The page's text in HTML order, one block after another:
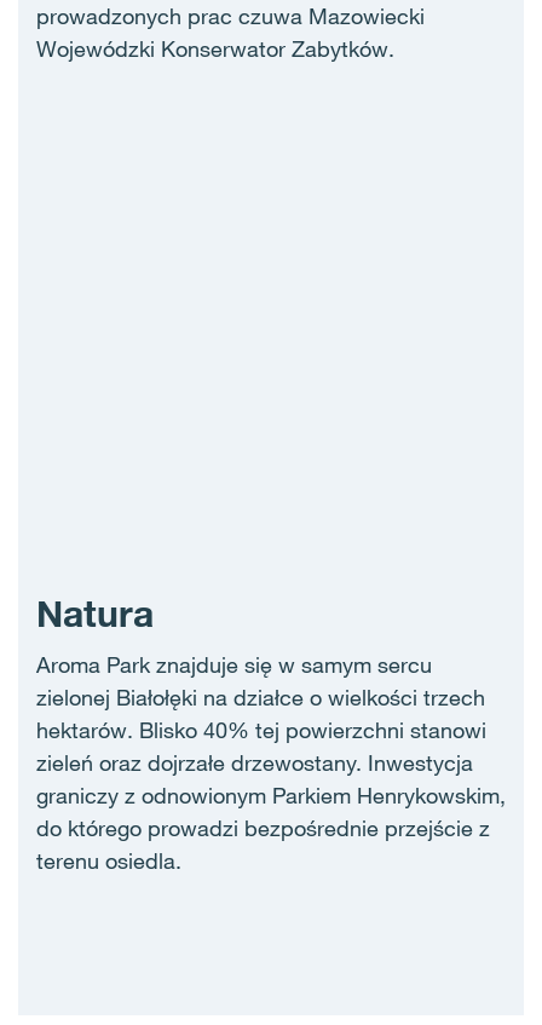
prowadzonych prac czuwa Mazowiecki
Wojewódzki Konserwator Zabytków.
Natura
Aroma Park znajduje się w samym sercu
zielonej Białołęki na działce o wielkości trzech
hektarów. Blisko 40% tej powierzchni stanowi
zieleń oraz dojrzałe drzewostany. Inwestycja
graniczy z odnowionym Parkiem Henrykowskim,
do którego prowadzi bezpośrednie przejście z
terenu osiedla.